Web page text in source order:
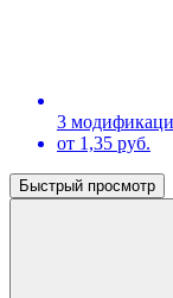
3
от 1,35 руб.
Быстрый просмотр